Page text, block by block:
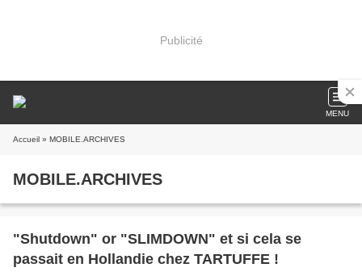
Publicité
MENU
Accueil » MOBILE.ARCHIVES
MOBILE.ARCHIVES
"Shutdown" or "SLIMDOWN" et si cela se
passait en Hollandie chez TARTUFFE !